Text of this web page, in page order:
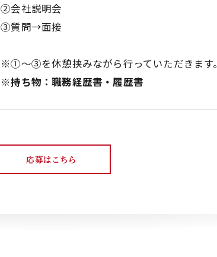
②会社説明会
③質問→面接
※①～③を休憩挟みながら行っていただきます。
※持ち物：職務経歴書・履歴書
応募はこちら